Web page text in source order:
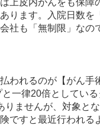
上皮内がんをも保障
ります。入院日数を
社も「無制限」なの
われるのが【がん手
一律20倍としてい
ませんが、対象と
ですと最近行われる